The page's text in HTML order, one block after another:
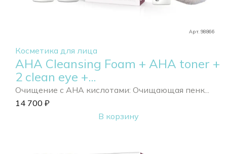
Арт. 98866
Косметика для лица
АНА Cleansing Foam + АНА toner +
2 clean eye +...
Очищение с АНА кислотами: Очищающая пенк...
14 700 ₽
В корзину